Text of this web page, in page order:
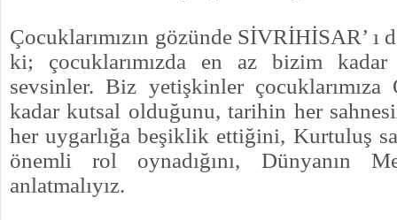
Çocuklarımızın gözünde SİVRİHİSAR’ ı
ki; çocuklarımızda en az bizim
sevsinler. Biz yetişkinler çocuklarımıza
kadar kutsal olduğunu, tarihin her
her uygarlığa beşiklik ettiğini, Kurtuluş
önemli rol oynadığını, Dünyanın
anlatmalıyız.